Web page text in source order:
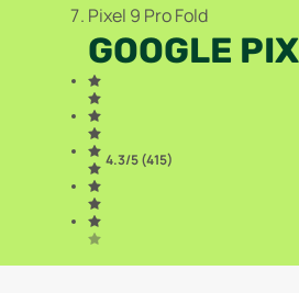
Pixel 9 Pro Fold
GOOGLE
4.3/5 (415)